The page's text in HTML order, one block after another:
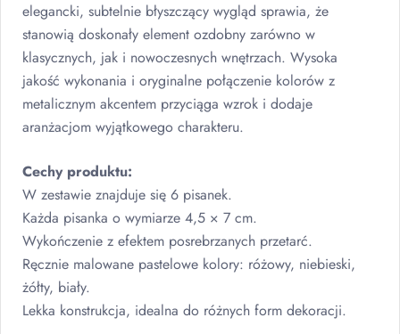
elegancki, subtelnie błyszczący wygląd sprawia, że
stanowią doskonały element ozdobny zarówno w
klasycznych, jak i nowoczesnych wnętrzach. Wysoka
jakość wykonania i oryginalne połączenie kolorów z
metalicznym akcentem przyciąga wzrok i dodaje
aranżacjom wyjątkowego charakteru.
Cechy produktu:
W zestawie znajduje się 6 pisanek.
Każda pisanka o wymiarze 4,5 × 7 cm.
Wykończenie z efektem posrebrzanych przetarć.
Ręcznie malowane pastelowe kolory: różowy, niebieski,
żółty, biały.
Lekka konstrukcja, idealna do różnych form dekoracji.